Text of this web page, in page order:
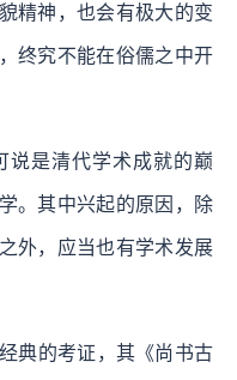
精神，也会有极大的变
终究不能在俗儒之中开
说是清代学术成就的巅
。其中兴起的原因，除
外，应当也有学术发展
典的考证，其《尚书古